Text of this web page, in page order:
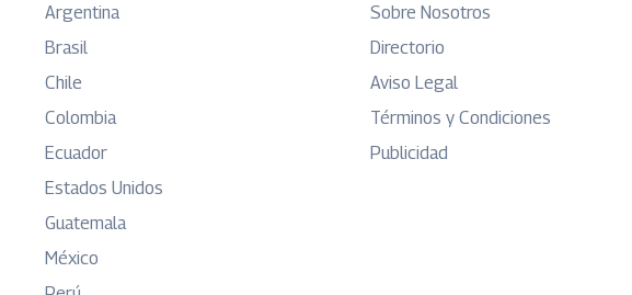
Argentina
Brasil
Chile
Colombia
Ecuador
Estados Unidos
Guatemala
México
Sobre Nosotros
Directorio
Aviso Legal
Términos y Condiciones
Publicidad